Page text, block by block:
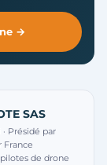
→
SAS
Présidé par
France
de drone